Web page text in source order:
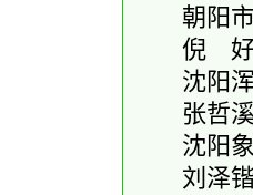
朝阳市
倪 好
沈阳浑
张哲溪
沈阳象
刘泽